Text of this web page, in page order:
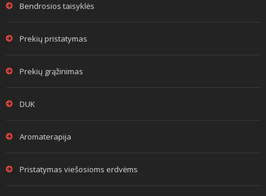
Bendrosios taisyklės
Prekių pristatymas
Prekių grąžinimas
DUK
Aromaterapija
Pristatymas viešosioms erdvėms